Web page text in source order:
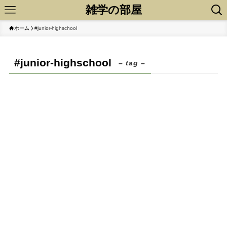
雑学の部屋
ホーム #junior-highschool
#junior-highschool – tag –